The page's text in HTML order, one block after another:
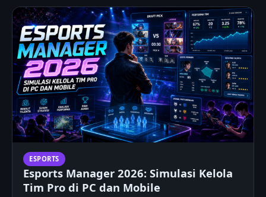
ESPORTS
Esports Manager 2026: Simulasi Kelola
Tim Pro di PC dan Mobile